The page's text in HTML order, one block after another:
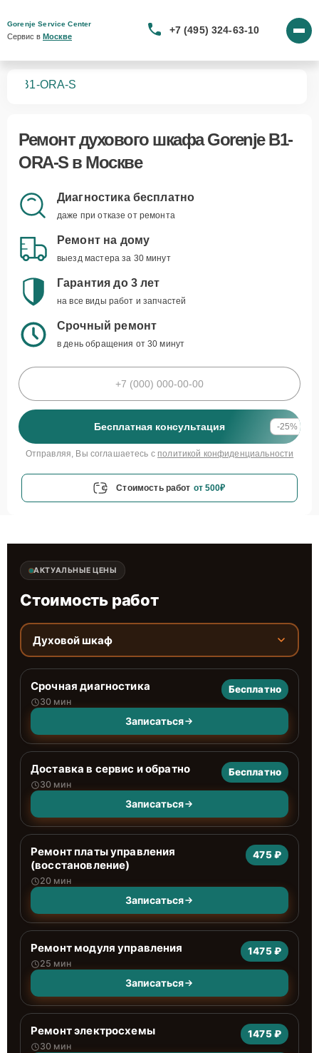
Gorenje Service Center
Сервис в Москве
+7 (495) 324-63-10
B1-ORA-S
Ремонтдухового шкафа Gorenje B1-
ORA-Sв Москве
Диагностика бесплатно
даже при отказе от ремонта
Ремонт на дому
выезд мастера за 30 минут
Гарантия до 3 лет
на все виды работ и запчастей
Срочный ремонт
в день обращения от 30 минут
Бесплатная консультация -25%
Отправляя, Вы соглашаетесь с политикой конфиденциальности
Стоимость работ от 500₽
АКТУАЛЬНЫЕ ЦЕНЫ
Стоимость работ
Духовой шкаф
Срочная диагностика
30 мин
Бесплатно
Записаться
Доставка в сервис и обратно
30 мин
Бесплатно
Записаться
Ремонт платы управления
(восстановление)
20 мин
475 ₽
Записаться
Ремонт модуля управления
25 мин
1475 ₽
Записаться
Ремонт электросхемы
30 мин
1475 ₽